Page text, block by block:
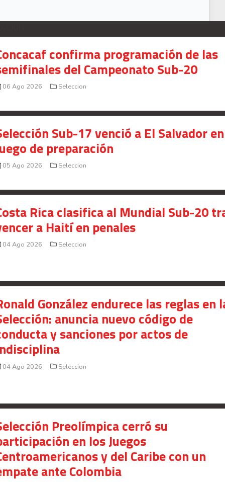
confirma programación de las
del Campeonato Sub-20
06 Ago 2026 Seleccion
Sub-17 venció a El Salvador en
de preparación
05 Ago 2026 Seleccion
Rica clasifica al Mundial Sub-20
a Haití en penales
04 Ago 2026 Seleccion
González endurece las reglas en
anuncia nuevo código de
y sanciones por actos de
04 Ago 2026 Seleccion
Preolímpica cerró su
en los Juegos
y del Caribe con un
ante Colombia